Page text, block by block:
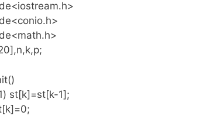
st[k]=st[k-1];